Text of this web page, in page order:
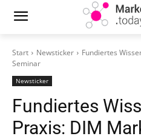
Start Newsticker
Fundiertes
Seminar
Newsticker
Fundiertes
Praxis: DIM